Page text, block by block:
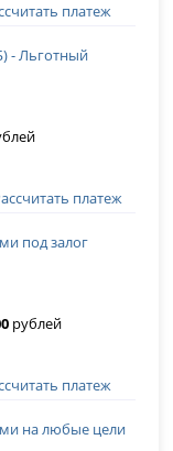
платеж
- Льготный
платеж
под залог
рублей
платеж
на любые цели